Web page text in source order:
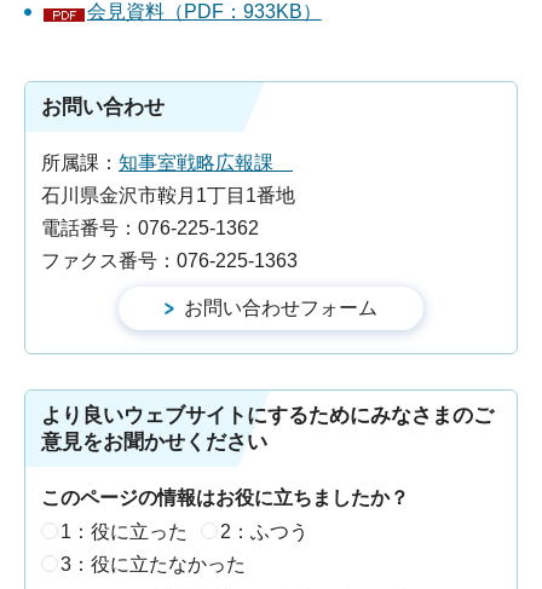
会見資料（PDF：933KB）
お問い合わせ
所属課： 知事室戦略広報課
石川県金沢市鞍月1丁目1番地
電話番号：076-225-1362
ファクス番号：076-225-1363
より良いウェブサイトにするためにみなさまのご
意見をお聞かせください
このページの情報はお役に立ちましたか？
1：役に立った
2：ふつう
3：役に立たなかった